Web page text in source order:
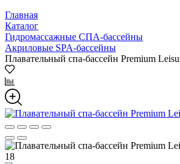
Главная
Каталог
Гидромассажные СПА-бассейны
Акриловые SPA-бассейны
Плавательный спа-бассейн Premium